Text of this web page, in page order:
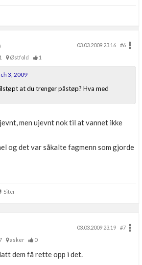
03.03.2009 23.16
#6
Østfold 1
3, 2009
at du trenger påstøp? Hva med
men ujevnt nok til at vannet ikke
og det var såkalte fagmenn som gjorde
Siter
03.03.2009 23.19
#7
asker 0
dem få rette opp i det.